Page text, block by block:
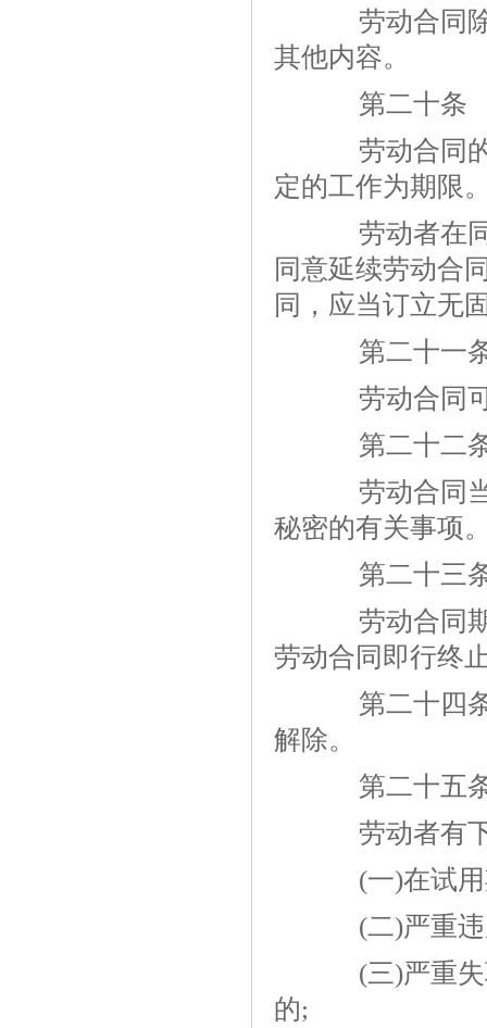
劳动合同除
其他内容。
第二十条
劳动合同的
定的工作为期限
劳动者在同
同意延续劳动合
同，应当订立无
第二十一
劳动合同可
第二十二
劳动合同当
秘密的有关事项
第二十三
劳动合同期
劳动合同即行终
第二十四条
解除。
第二十五
劳动者有下
(一)在试用
(二)严重违
(三)严重失
的;